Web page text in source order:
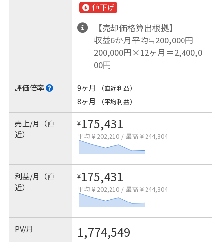
値下げ
【売却価格算出根拠】
収益6か月平均≒200,000円
200,000円×12ヶ月＝2,400,0
00円
評価倍率 9ヶ月 （直近利益）
8ヶ月 （平均利益）
売上/月（直
近）
¥175,431
平均 ¥ 202,210 / 最高 ¥ 244,304
利益/月（直
近）
¥175,431
平均 ¥ 202,210 / 最高 ¥ 244,304
PV/月 1,774,549